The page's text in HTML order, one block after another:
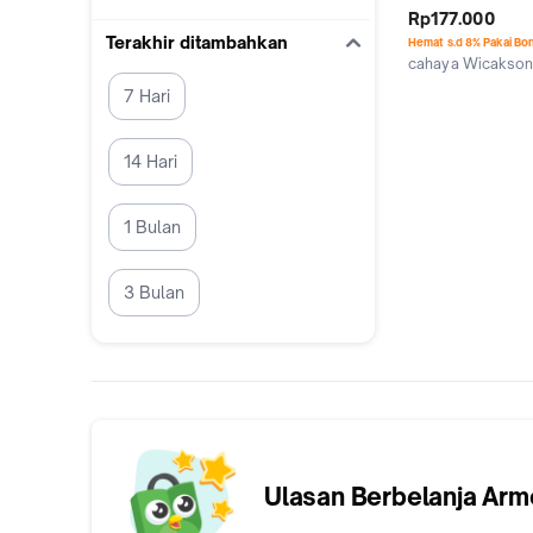
Terakhir ditambahkan
7 Hari
14 Hari
1 Bulan
3 Bulan
MOORMILES |
MOBIL ORIGINAL
TERLARIS I BODI
SEALANT GUARD,
Rp177.000
Hemat s.d 8% Pakai
cahaya
Ulasan Berbelanja